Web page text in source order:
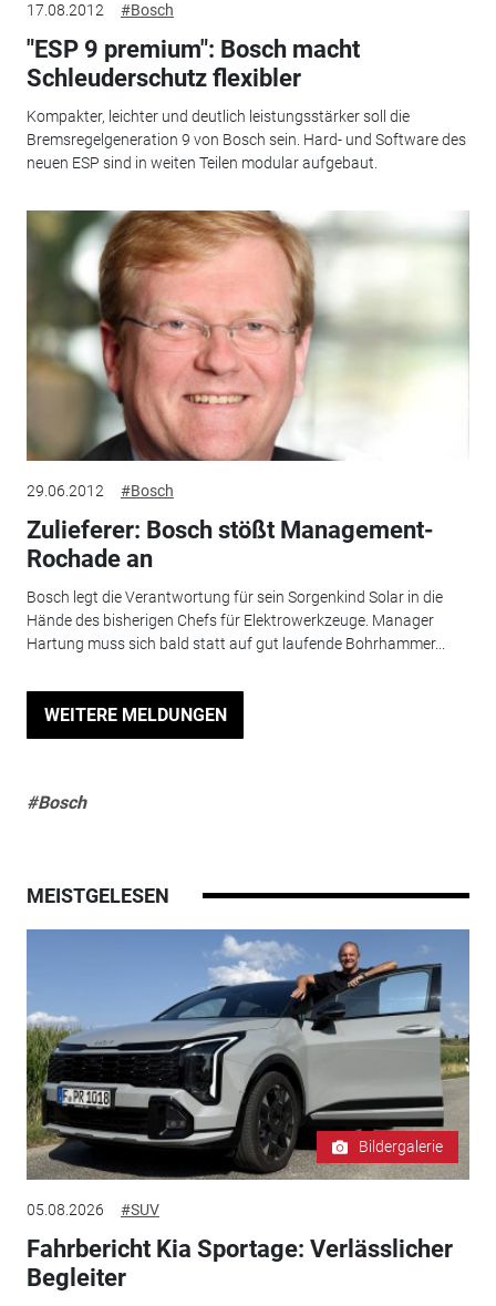
17.08.2012 #Bosch
"ESP 9 premium": Bosch macht
Schleuderschutz flexibler
Kompakter, leichter und deutlich leistungsstärker soll die
Bremsregelgeneration 9 von Bosch sein. Hard- und Software des
neuen ESP sind in weiten Teilen modular aufgebaut.
29.06.2012 #Bosch
Zulieferer: Bosch stößt Management-
Rochade an
Bosch legt die Verantwortung für sein Sorgenkind Solar in die
Hände des bisherigen Chefs für Elektrowerkzeuge. Manager
Hartung muss sich bald statt auf gut laufende Bohrhammer...
WEITERE MELDUNGEN
#Bosch
MEISTGELESEN
Bildergalerie
05.08.2026 #SUV
Fahrbericht Kia Sportage: Verlässlicher
Begleiter